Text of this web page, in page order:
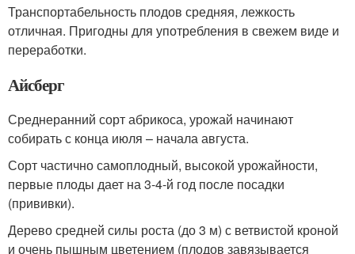
Транспортабельность плодов средняя, лежкость
отличная. Пригодны для употребления в свежем виде и
переработки.
Айсберг
Среднеранний сорт абрикоса, урожай начинают
собирать с конца июля – начала августа.
Сорт частично самоплодный, высокой урожайности,
первые плоды дает на 3-4-й год после посадки
(прививки).
Дерево средней силы роста (до 3 м) с ветвистой кроной
и очень пышным цветением (плодов завязывается